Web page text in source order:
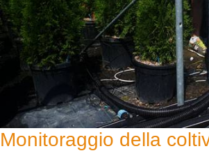
Monitoraggio della